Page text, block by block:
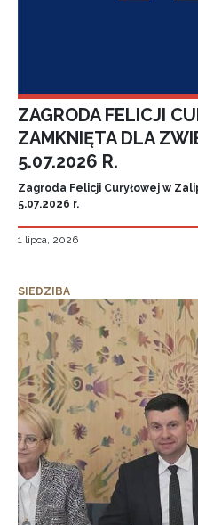
ZAGRODA FELICJI
ZAMKNIĘTA DLA
5.07.2026 R.
Zagroda Felicji Curyłowej w
5.07.2026 r.
1 lipca, 2026
SIEDZIBA